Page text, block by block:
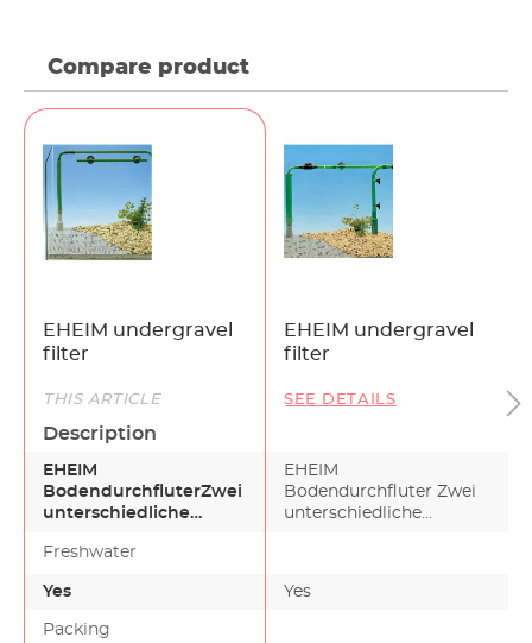
Compare product
EHEIM undergravel
filter
EHEIM undergravel
filter
THIS ARTICLE SEE DETAILS
Description
EHEIM
BodendurchfluterZwei
unterschiedliche
nach dem Durchströ…
EHEIM
Bodendurchfluter Zwei
unterschiedliche
Freshwater
Yes Yes
Packing